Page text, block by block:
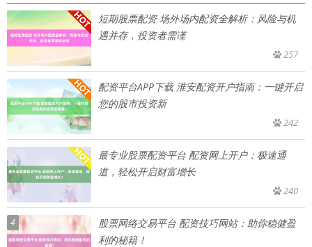
短期股票配资 场外场内配资全解析：风险与机
遇并存，投资者需谨
257
配资平台APP下载 淮安配资开户指南：一键开启
您的股市投资新
242
最专业股票配资平台 配资网上开户：极速通
道，轻松开启财富增长
240
4
股票网络交易平台 配资技巧网站：助你稳健盈
利的秘籍！